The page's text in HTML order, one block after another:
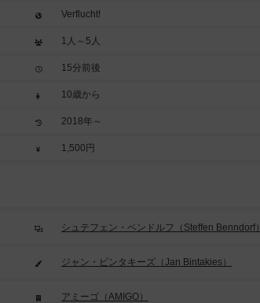
Verflucht!
1人～5人
15分前後
10歳から
2018年～
1,500円
シュテフェン・ベンドルフ（Steffen Benndorf）
ジャン・ビンタキーズ（Jan Bintakies）
アミーゴ（AMIGO）